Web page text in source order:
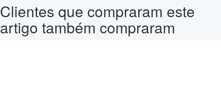
Clientes que compraram este
artigo também compraram